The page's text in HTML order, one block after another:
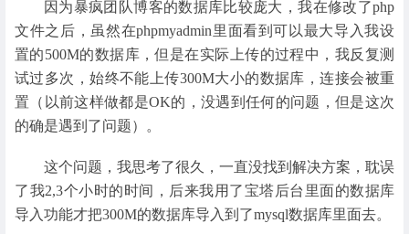
因为暴疯团队博客的数据库比较庞大，我在修改了php
文件之后，虽然在phpmyadmin里面看到可以最大导入我设
置的500M的数据库，但是在实际上传的过程中，我反复测
试过多次，始终不能上传300M大小的数据库，连接会被重
置（以前这样做都是OK的，没遇到任何的问题，但是这次
的确是遇到了问题）。
这个问题，我思考了很久，一直没找到解决方案，耽误
了我2,3个小时的时间，后来我用了宝塔后台里面的数据库
导入功能才把300M的数据库导入到了mysql数据库里面去。